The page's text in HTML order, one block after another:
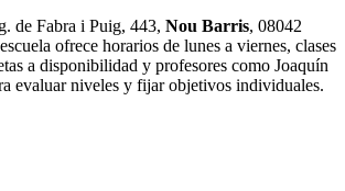
de Fabra i Puig, 443, Nou Barris, 08042
ofrece horarios de lunes a viernes, clases
a disponibilidad y profesores como Joaquín
evaluar niveles y fijar objetivos individuales.